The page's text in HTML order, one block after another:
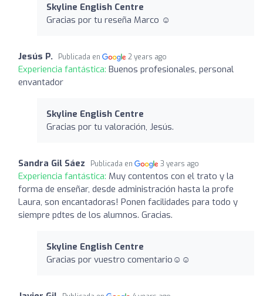
Skyline English Centre
Gracias por tu reseña Marco ☺️
Jesús P. Publicada en 2 years ago
Experiencia fantástica: Buenos profesionales, personal
envantador
Skyline English Centre
Gracias por tu valoración, Jesús.
Sandra Gil Sáez Publicada en 3 years ago
Experiencia fantástica: Muy contentos con el trato y la
forma de enseñar, desde administración hasta la profe
Laura, son encantadoras! Ponen facilidades para todo y
siempre pdtes de los alumnos. Gracias.
Skyline English Centre
Gracias por vuestro comentario☺️☺️